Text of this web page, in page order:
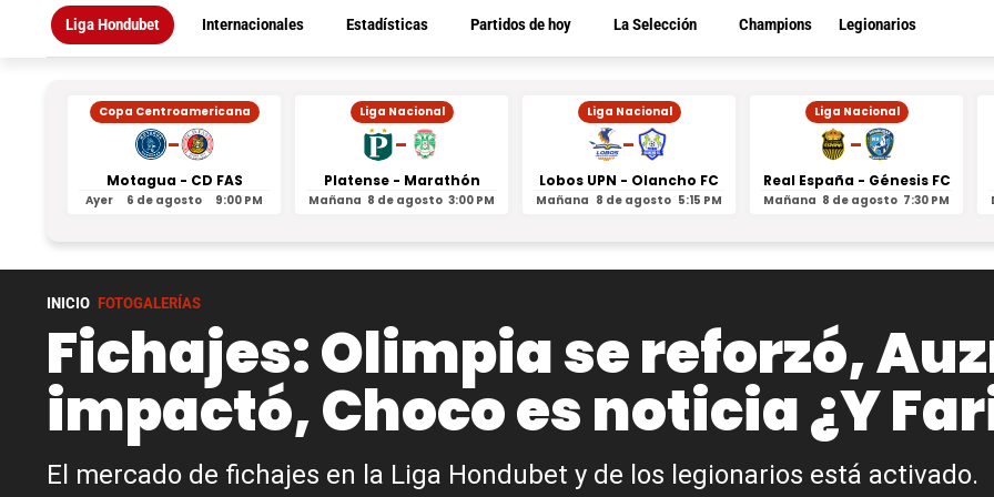
Liga Hondubet Internacionales Estadísticas Partidos de hoy La Selección Champions Legionarios
Copa Centroamericana
-
Motagua - CD FAS
Ayer 6 de agosto 9:00 PM
Liga Nacional
-
Platense - Marathón
Mañana 8 de agosto 3:00 PM
Liga Nacional
-
Lobos UPN - Olancho FC
Mañana 8 de agosto 5:15 PM
Liga Nacional
-
Real España - Génesis FC
Mañana 8 de agosto 7:30 PM
INICIO FOTOGALERÍAS
Fichajes: Olimpia se reforzó,
impactó, Choco es noticia ¿Y
El mercado de fichajes en la Liga Hondubet y de los legionarios está activado.